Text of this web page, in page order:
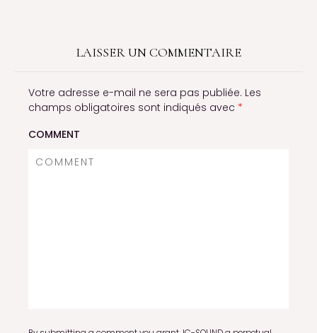
LAISSER UN COMMENTAIRE
Votre adresse e-mail ne sera pas publiée. Les
champs obligatoires sont indiqués avec *
COMMENT